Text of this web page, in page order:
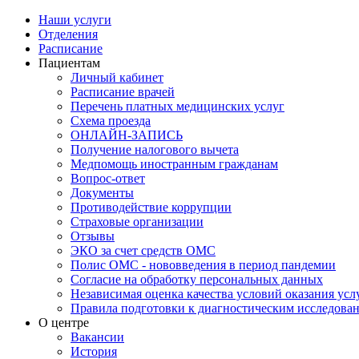
Наши услуги
Отделения
Расписание
Пациентам
Личный кабинет
Расписание врачей
Перечень платных медицинских услуг
Схема проезда
ОНЛАЙН-ЗАПИСЬ
Получение налогового вычета
Медпомощь иностранным гражданам
Вопрос-ответ
Документы
Противодействие коррупции
Страховые организации
Отзывы
ЭКО за счет средств ОМС
Полис ОМС - нововведения в период пандемии
Согласие на обработку персональных данных
Независимая оценка качества условий оказания
Правила подготовки к диагностическим
О центре
Вакансии
История